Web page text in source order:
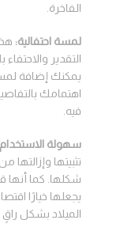
الفاخرة.
لمسة احتفالية:
التقدير
يمكنك إضافة
اهتمامك
فيه.
سهولة
تثبيتها
شكلها. كما أنها
يجعلها خيارًا
الميلاد بشكل راقٍ